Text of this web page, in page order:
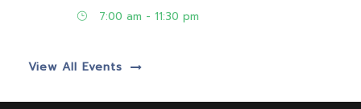
7:00 am - 11:30 pm
View All Events